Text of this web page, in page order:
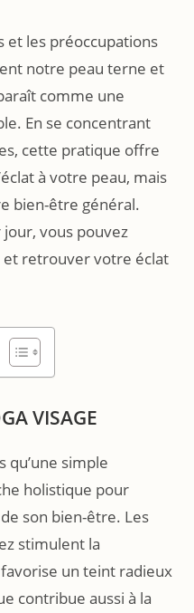
et les préoccupations
notre peau terne et
comme une
En se concentrant
cette pratique offre
à votre peau, mais
bien-être général.
vous pouvez
retrouver votre éclat
VISAGE
qu’une simple
holistique pour
son bien-être. Les
stimulent la
un teint radieux
contribue aussi à la